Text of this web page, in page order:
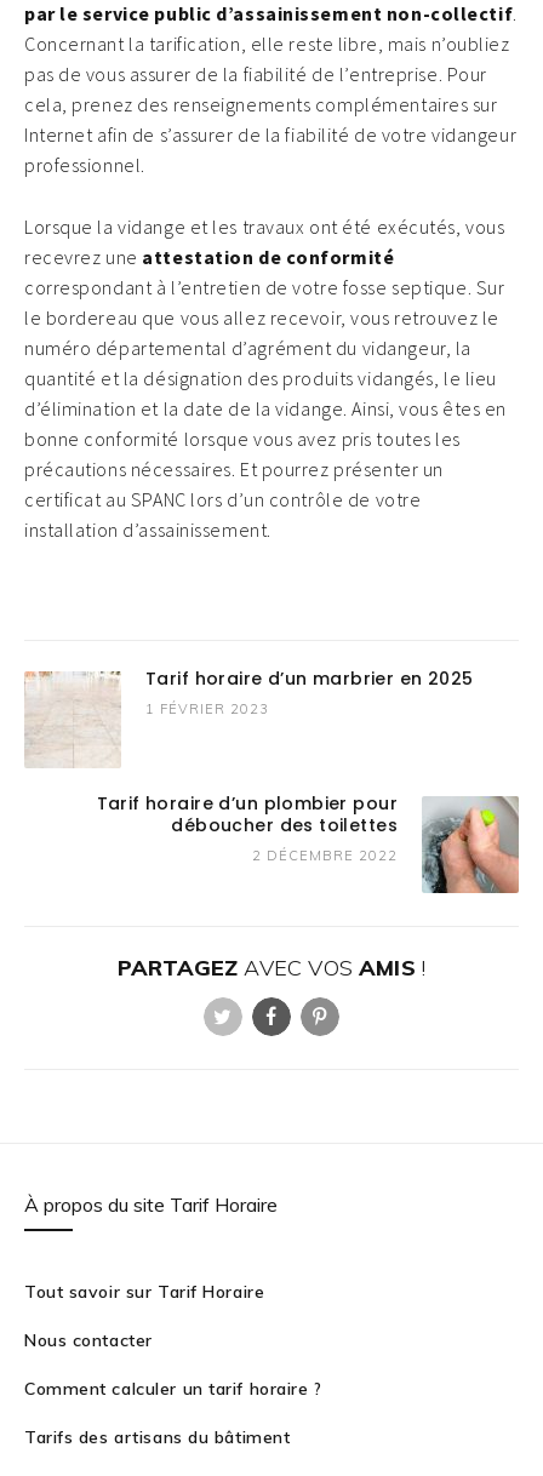
par le service public d’assainissement non-collectif.
Concernant la tarification, elle reste libre, mais n’oubliez
pas de vous assurer de la fiabilité de l’entreprise. Pour
cela, prenez des renseignements complémentaires sur
Internet afin de s’assurer de la fiabilité de votre vidangeur
professionnel.
Lorsque la vidange et les travaux ont été exécutés, vous
recevrez une attestation de conformité
correspondant à l’entretien de votre fosse septique. Sur
le bordereau que vous allez recevoir, vous retrouvez le
numéro départemental d’agrément du vidangeur, la
quantité et la désignation des produits vidangés, le lieu
d’élimination et la date de la vidange. Ainsi, vous êtes en
bonne conformité lorsque vous avez pris toutes les
précautions nécessaires. Et pourrez présenter un
certificat au SPANC lors d’un contrôle de votre
installation d’assainissement.
Tarif horaire d’un marbrier en 2025
1 FÉVRIER 2023
Tarif horaire d’un plombier pour
déboucher des toilettes
2 DÉCEMBRE 2022
PARTAGEZ AVEC VOSAMIS !
À propos du site Tarif Horaire
Tout savoir sur Tarif Horaire
Nous contacter
Comment calculer un tarif horaire ?
Tarifs des artisans du bâtiment